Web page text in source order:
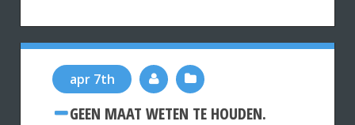
apr 7th
GEEN MAAT WETEN TE HOUDEN.